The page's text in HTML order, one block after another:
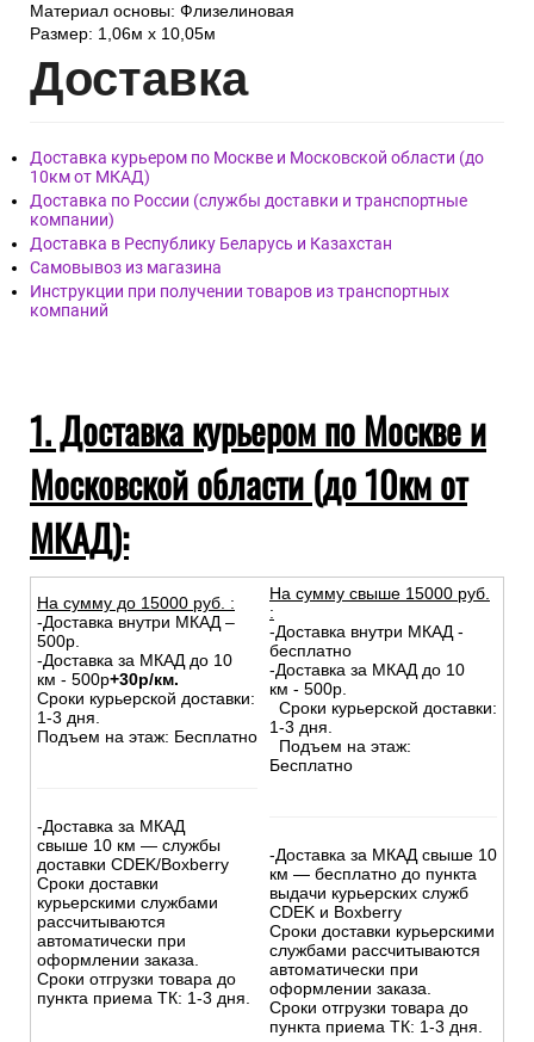
Материал основы: Флизелиновая
Размер: 1,06м х 10,05м
Доставка
Доставка курьером по Москве и Московской области (до
10км от МКАД)
Доставка по России (службы доставки и транспортные
компании)
Доставка в Республику Беларусь и Казахстан
Самовывоз из магазина
Инструкции при получении товаров из транспортных
компаний
1. Доставка курьером по Москве и
Московской области (до 10км от
МКАД):
На сумму до 15000 руб. :
-Доставка внутри МКАД –
500р.
-Доставка за МКАД до 10
км - 500р+30р/км.
Сроки курьерской доставки:
1-3 дня.
Подъем на этаж: Бесплатно
-Доставка за МКАД
свыше 10 км — службы
доставки CDEK/Boxberry
Сроки доставки
курьерскими службами
рассчитываются
автоматически при
оформлении заказа.
Сроки отгрузки товара до
пункта приема ТК: 1-3 дня.
На сумму свыше 15000 руб.
:
-Доставка внутри МКАД -
бесплатно
-Доставка за МКАД до 10
км - 500р.
Сроки курьерской доставки:
1-3 дня.
Подъем на этаж:
Бесплатно
-Доставка за МКАД свыше 10
км — бесплатно до пункта
выдачи курьерских служб
CDEK и Boxberry
Сроки доставки курьерскими
службами рассчитываются
автоматически при
оформлении заказа.
Сроки отгрузки товара до
пункта приема ТК: 1-3 дня.